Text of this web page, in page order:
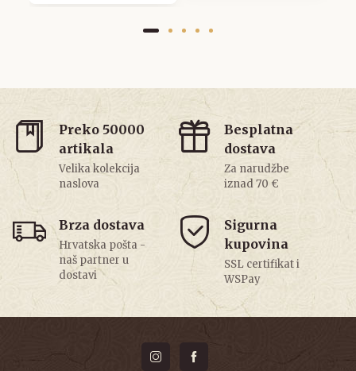
Preko 50000
artikala
Velika kolekcija
naslova
Besplatna
dostava
Za narudžbe
iznad 70 €
Brza dostava
Hrvatska pošta -
naš partner u
dostavi
Sigurna
kupovina
SSL certifikat i
WSPay